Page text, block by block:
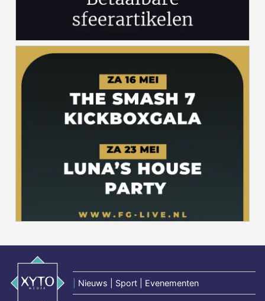
Nieuws | Sport | Evenementen